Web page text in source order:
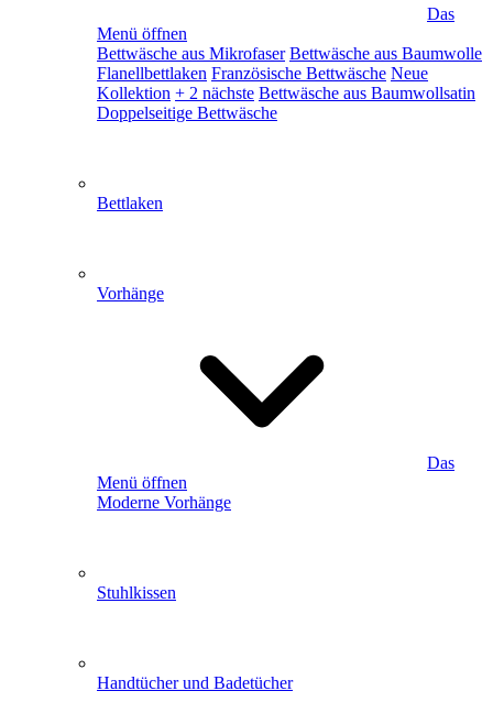
Das
Menü öffnen
Bettwäsche aus Mikrofaser Bettwäsche aus Baumwolle
Flanellbettlaken Französische Bettwäsche Neue
Kollektion + 2 nächste Bettwäsche aus Baumwollsatin
Doppelseitige Bettwäsche
Bettlaken
Vorhänge
Das
Menü öffnen
Moderne Vorhänge
Stuhlkissen
Handtücher und Badetücher